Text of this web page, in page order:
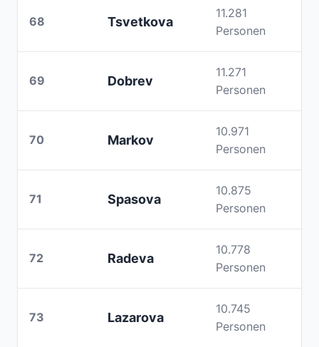
68 Tsvetkova
11.281
Personen
69 Dobrev
11.271
Personen
70 Markov
10.971
Personen
71 Spasova
10.875
Personen
72 Radeva
10.778
Personen
73 Lazarova
10.745
Personen